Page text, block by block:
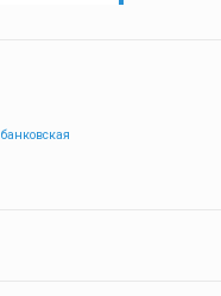
банковская